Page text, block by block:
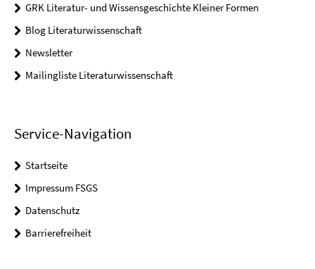
GRK Literatur- und Wissensgeschichte Kleiner Formen
Blog Literaturwissenschaft
Newsletter
Mailingliste Literaturwissenschaft
Service-Navigation
Startseite
Impressum FSGS
Datenschutz
Barrierefreiheit